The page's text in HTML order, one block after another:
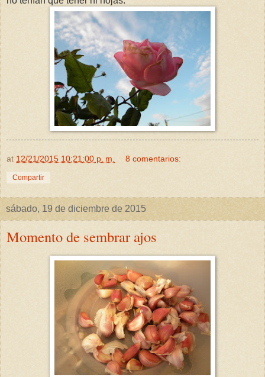
at 12/21/2015 10:21:00 p. m. 8 comentarios:
Compartir
sábado, 19 de diciembre de 2015
Momento de sembrar ajos